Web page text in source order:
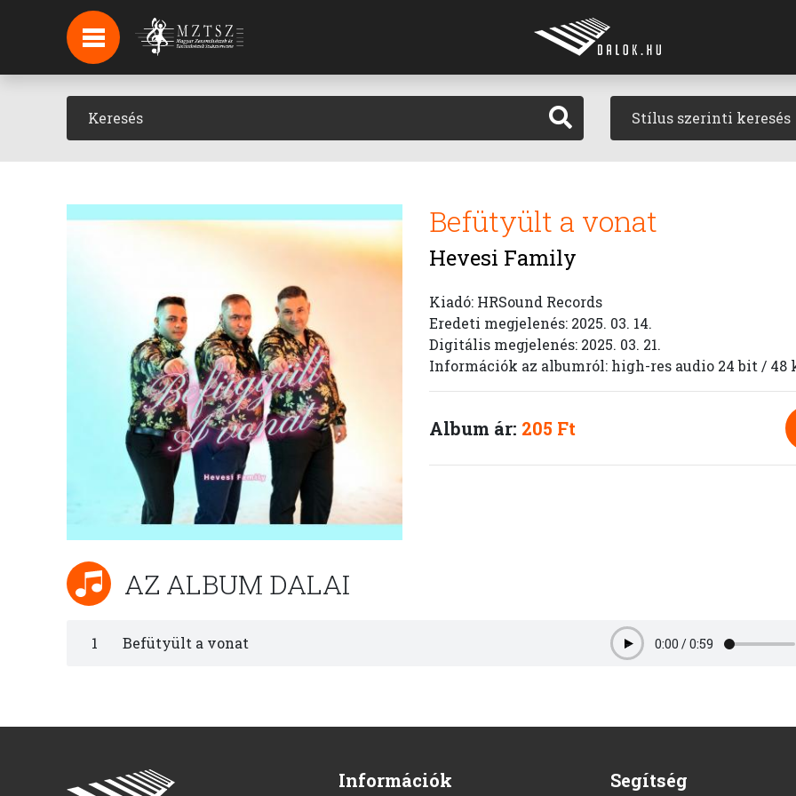
HÍREK
HÍRLEVÉL FELIRATKOZÁS
PODCAST Stílus szerinti keresés
Befütyült a vonat
Hevesi Family
Kiadó: HRSound Records
Eredeti megjelenés: 2025. 03. 14.
Digitális megjelenés: 2025. 03. 21.
Információk az albumról: high-res audio 24 bit / 48
Album ár: 205 Ft
AZ ALBUM DALAI
1 Befütyült a vonat Play0:00 /0:59
Információk Segítség